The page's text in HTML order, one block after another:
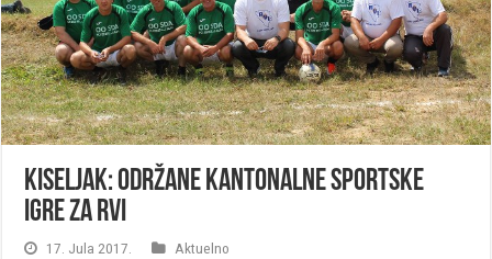
Kiseljak: Održane Kantonalne sportske
igre za RVI
17. Jula 2017. Aktuelno